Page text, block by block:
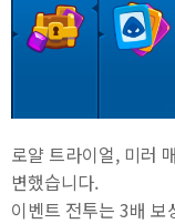
로얄 트라이얼, 미러
변했습니다.
이벤트 전투는 3배